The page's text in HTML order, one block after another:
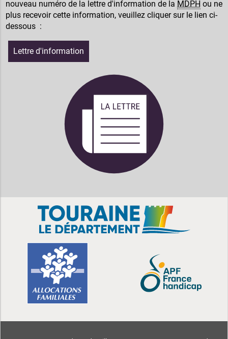
nouveau numéro de la lettre d'information de la MDPH ou ne
plus recevoir cette information, veuillez cliquer sur le lien ci-
dessous :
Lettre d'information